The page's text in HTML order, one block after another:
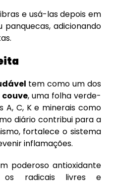
e usá-las depois em
panquecas, adicionando
tem como um dos
couve, uma folha verde-
A, C, K e minerais como
diário contribui para a
fortalece o sistema
inflamações.
poderoso antioxidante
os radicais livres e